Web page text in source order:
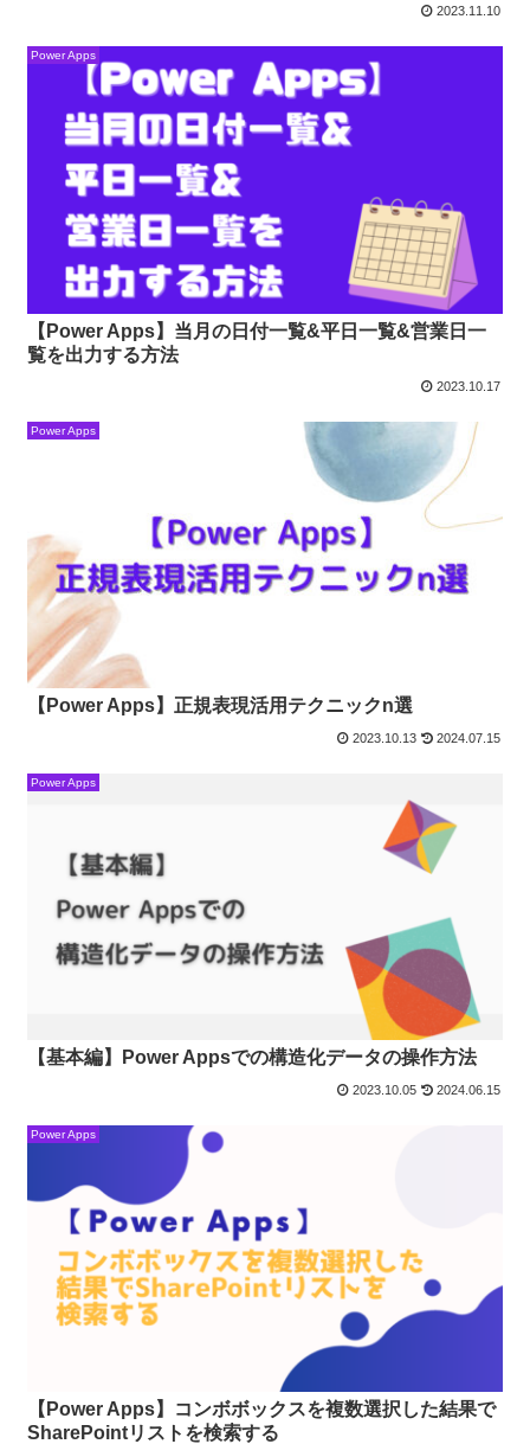
2023.11.10
Power Apps
【Power Apps】当月の日付一覧&平日一覧&営業日一
覧を出力する方法
2023.10.17
Power Apps
【Power Apps】正規表現活用テクニックn選
2023.10.13 2024.07.15
Power Apps
【基本編】Power Appsでの構造化データの操作方法
2023.10.05 2024.06.15
Power Apps
【Power Apps】コンボボックスを複数選択した結果で
SharePointリストを検索する